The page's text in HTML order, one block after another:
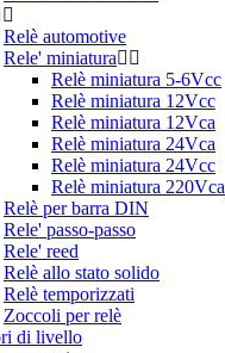
Relè automotive
Rele' miniatura
Relè miniatura 5-6Vcc
Relè miniatura 12Vcc
Relè miniatura 12Vca
Relè miniatura 24Vca
Relè miniatura 24Vcc
Relè miniatura 220Vca
Relè per barra DIN
Rele' passo-passo
Rele' reed
Relè allo stato solido
Relè temporizzati
Zoccoli per relè
di livello